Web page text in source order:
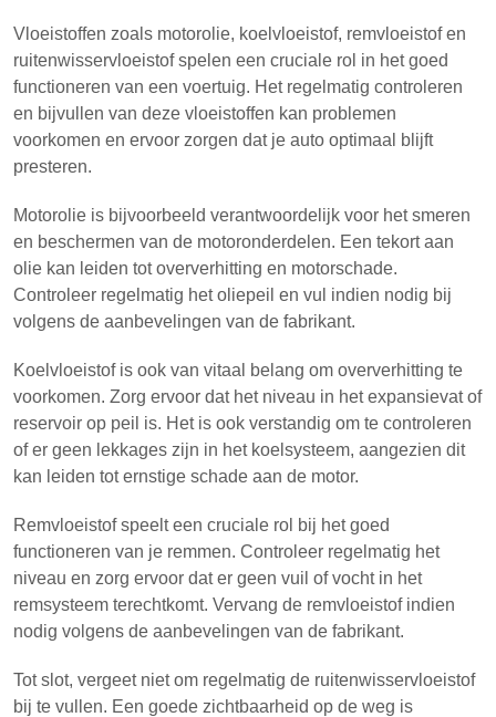
Vloeistoffen zoals motorolie, koelvloeistof, remvloeistof en
ruitenwisservloeistof spelen een cruciale rol in het goed
functioneren van een voertuig. Het regelmatig controleren
en bijvullen van deze vloeistoffen kan problemen
voorkomen en ervoor zorgen dat je auto optimaal blijft
presteren.
Motorolie is bijvoorbeeld verantwoordelijk voor het smeren
en beschermen van de motoronderdelen. Een tekort aan
olie kan leiden tot oververhitting en motorschade.
Controleer regelmatig het oliepeil en vul indien nodig bij
volgens de aanbevelingen van de fabrikant.
Koelvloeistof is ook van vitaal belang om oververhitting te
voorkomen. Zorg ervoor dat het niveau in het expansievat of
reservoir op peil is. Het is ook verstandig om te controleren
of er geen lekkages zijn in het koelsysteem, aangezien dit
kan leiden tot ernstige schade aan de motor.
Remvloeistof speelt een cruciale rol bij het goed
functioneren van je remmen. Controleer regelmatig het
niveau en zorg ervoor dat er geen vuil of vocht in het
remsysteem terechtkomt. Vervang de remvloeistof indien
nodig volgens de aanbevelingen van de fabrikant.
Tot slot, vergeet niet om regelmatig de ruitenwisservloeistof
bij te vullen. Een goede zichtbaarheid op de weg is